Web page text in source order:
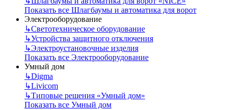
Показать все Шлагбаумы и автоматика для ворот
Электрооборудование
↳Светотехническое оборудование
↳Устройства защитного отключения
↳Электроустановочные изделия
Показать все Электрооборудование
Умный дом
↳Digma
↳Livicom
↳Типовые решения «Умный дом»
Показать все Умный дом